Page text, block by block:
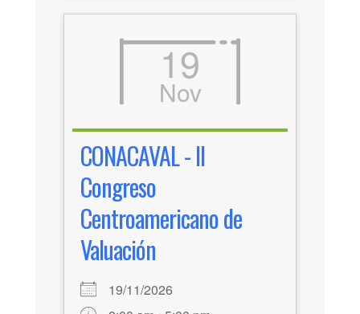
19
Nov
CONACAVAL - II
Congreso
Centroamericano de
Valuación
19/11/2026